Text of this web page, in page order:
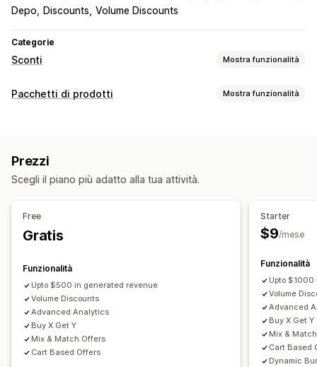
Depo
Discounts Volume Discounts
Categorie
Sconti Mostra funzionalità
Tipo di sconto
Prezzi all’ingrosso
Regali
Abbonamenti Pacchetti di prodotti
Sconti di cross-selling
Sconti personalizzati
Gestione sconti
Strumento Editor Modelli Conversione delle valute
Localizzazione Campagne
Accumulo degli sconti
Aggiunta di tag Filtri Test A/B
Pacchetti di prodotti Mostra funzionalità
Pacchetti di varianti
Pacchetti di upselling Pacchetti di cross-selling
Prodotti fisici
Prezzi fissi
Scaglioni di quantità Sconti
Sconti sui volumi Sconti forfettari
Sconti percentuali
Sconti sul carrello
Paga uno, prendi due
Prezzi in blocco
Prezzi all’ingrosso
Prezzi personalizzati
Prezzi
Scegli il piano più adatto alla tua attività.
Free
Gratis
Funzionalità
Upto $500 in generated revenue
Volume Discounts
Advanced Analytics
Buy X Get Y
Mix & Match Offers
Cart Based Offers
Starter
$9/mese
Funzionalità
Upto
Volume
Advanced
Buy X Get Y
Mix &
Cart Based
Dynamic